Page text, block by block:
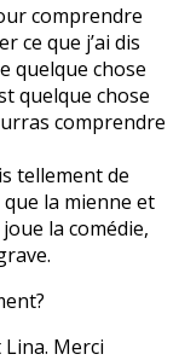
comprendre
ce que j’ai dis
quelque chose
quelque chose
comprendre
tellement de
la mienne et
la comédie,
Merci